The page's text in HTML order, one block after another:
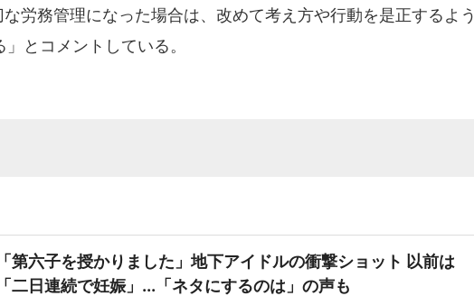
労務管理になった場合は、改めて考え方や行動を是正するよう
とコメントしている。
「第六子を授かりました」地下アイドルの衝撃ショット 以前は
「二日連続で妊娠」...「ネタにするのは」の声も